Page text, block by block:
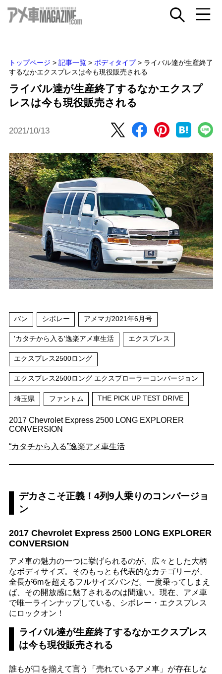
トップページ > 記事一覧 > ボディタイプ > ライバル達が生産終了
するなかエクスプレスは今も現役販売される
ライバル達が生産終了するなかエクスプ
レスは今も現役販売される
2021/10/13
バン シボレー アメマガ2021年6月号
'カタチから入る'逸楽アメ車生活 エクスプレス
エクスプレス2500ロング
エクスプレス2500ロング エクスプローラーコンバージョン
埼玉県 ファントム THE PICK UP TEST DRIVE
2017 Chevrolet Express 2500 LONG EXPLORER
CONVERSION
“カタチから入る”逸楽アメ車生活
デカさこそ正義！4列9人乗りのコンバージョ
ン
2017 Chevrolet Express 2500 LONG EXPLORER
CONVERSION
アメ車の魅力の一つに挙げられるのが、広々とした大柄
なボディサイズ。そのもっとも代表的なカテゴリーが、
全長が6mを超えるフルサイズバンだ。一度乗ってしまえ
ば、その開放感に魅了されるのは間違い。現在、アメ車
で唯一ラインナップしている、シボレー・エクスプレス
にロックオン！
ライバル達が生産終了するなかエクスプレス
は今も現役販売される
誰もが口を揃えて言う「売れているアメ車」が存在しな